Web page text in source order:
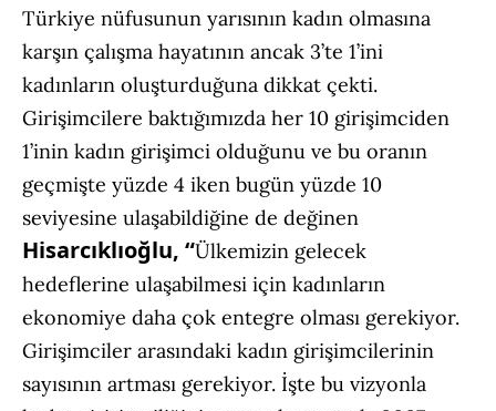
Türkiye nüfusunun yarısının kadın olmasına
karşın çalışma hayatının ancak 3’te 1’ini
kadınların oluşturduğuna dikkat çekti.
Girişimcilere baktığımızda her 10 girişimciden
1’inin kadın girişimci olduğunu ve bu oranın
geçmişte yüzde 4 iken bugün yüzde 10
seviyesine ulaşabildiğine de değinen
Hisarcıklıoğlu, “Ülkemizin gelecek
hedeflerine ulaşabilmesi için kadınların
ekonomiye daha çok entegre olması gerekiyor.
Girişimciler arasındaki kadın girişimcilerinin
sayısının artması gerekiyor. İşte bu vizyonla